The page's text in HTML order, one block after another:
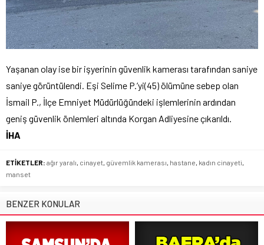
Yaşanan olay ise bir işyerinin güvenlik kamerası tarafından saniye
saniye görüntülendi. Eşi Selime P.’yi(45) ölümüne sebep olan
İsmail P., İlçe Emniyet Müdürlüğündeki işlemlerinin ardından
geniş güvenlik önlemleri altında Korgan Adliyesine çıkarıldı.
İHA
ETİKETLER: ağır yaralı cinayet güvemlik kamerası hastane kadın cinayeti
manset
BENZER KONULAR